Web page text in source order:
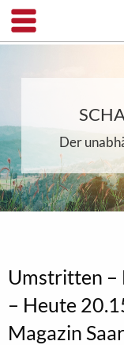
Der
Umstritten –
– Heute
Magazin